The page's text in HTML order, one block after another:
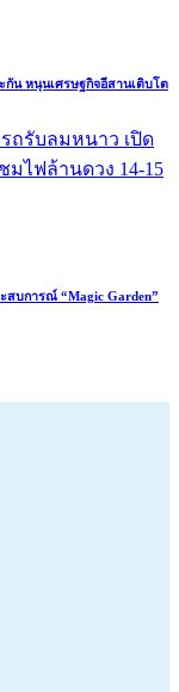
น หนุนเศรษฐกิจอีสานเติบโต
สบการณ์ “Magic Garden”